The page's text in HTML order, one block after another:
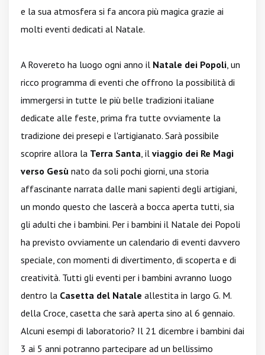
e la sua atmosfera si fa ancora più magica grazie ai
molti eventi dedicati al Natale.
A Rovereto ha luogo ogni anno il Natale dei Popoli, un
ricco programma di eventi che offrono la possibilità di
immergersi in tutte le più belle tradizioni italiane
dedicate alle feste, prima fra tutte ovviamente la
tradizione dei presepi e l'artigianato. Sarà possibile
scoprire allora la Terra Santa, il viaggio dei Re Magi
verso Gesù nato da soli pochi giorni, una storia
affascinante narrata dalle mani sapienti degli artigiani,
un mondo questo che lascerà a bocca aperta tutti, sia
gli adulti che i bambini. Per i bambini il Natale dei Popoli
ha previsto ovviamente un calendario di eventi davvero
speciale, con momenti di divertimento, di scoperta e di
creatività. Tutti gli eventi per i bambini avranno luogo
dentro la Casetta del Natale allestita in largo G. M.
della Croce, casetta che sarà aperta sino al 6 gennaio.
Alcuni esempi di laboratorio? Il 21 dicembre i bambini dai
3 ai 5 anni potranno partecipare ad un bellissimo